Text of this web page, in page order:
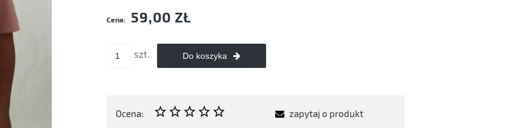
płatności
Cena: 59,00 ZŁ
szt. Do koszyka
Ocena:
zapytaj o produkt